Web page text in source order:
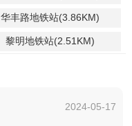
华丰路地铁站(3.86KM)
黎明地铁站(2.51KM)
2024-05-17